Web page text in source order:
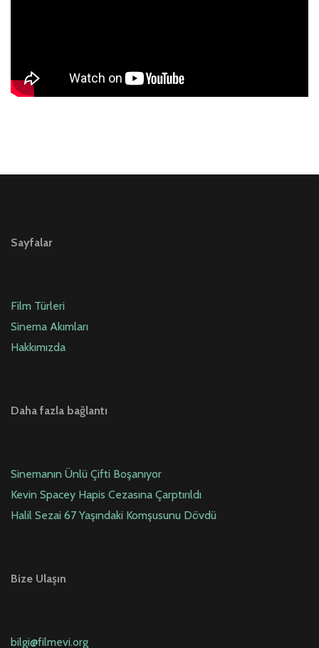
Sayfalar
Film Türleri
Sinema Akımları
Hakkımızda
Daha fazla bağlantı
Sinemanın Ünlü Çifti Boşanıyor
Kevin Spacey Hapis Cezasına Çarptırıldı
Halil Sezai 67 Yaşındaki Komşusunu Dövdü
Bize Ulaşın
bilgi@filmevi.org